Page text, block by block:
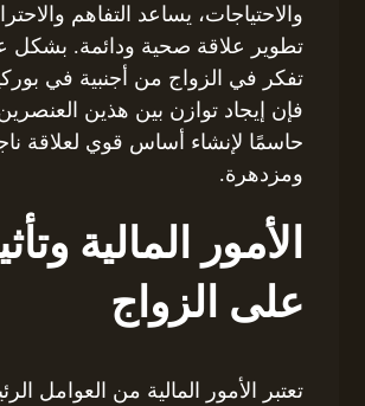
والاحتياجات، يساعد التفاهم
تطوير علاقة صحية ودائمة. بشكل
تفكر في الزواج من أجنبية في
فإن إيجاد توازن بين هذين
حاسمًا لإنشاء أساس قوي لعلاقة
ومزدهرة.
الأمور المالية
على الزواج
تعتبر الأمور المالية من العوامل